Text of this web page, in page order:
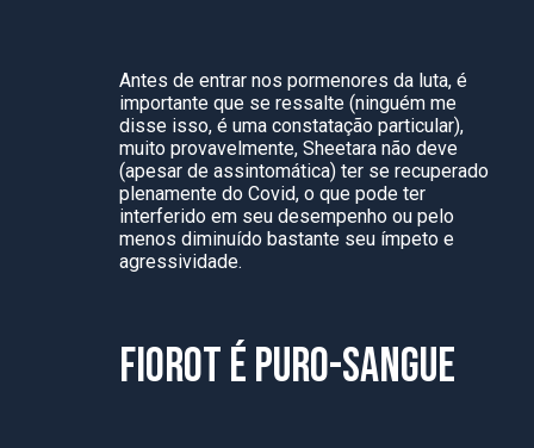
Antes de entrar nos pormenores da luta, é
importante que se ressalte (ninguém me
disse isso, é uma constatação particular),
muito provavelmente, Sheetara não deve
(apesar de assintomática) ter se recuperado
plenamente do Covid, o que pode ter
interferido em seu desempenho ou pelo
menos diminuído bastante seu ímpeto e
agressividade.
FIOROT É PURO-SANGUE